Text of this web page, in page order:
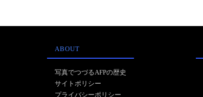
ABOUT
写真でつづるAFPの歴史
サイトポリシー
プライバシーポリシー